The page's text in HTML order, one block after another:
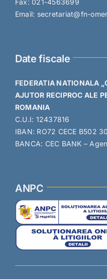
Fax: 021-4563699
Email: secretariat@fn-
Date fiscale
FEDERATIA NATIONALA
AJUTOR RECIPROC ALE
ROMANIA
C.U.I: 12437816
IBAN: RO72 CECE B502
BANCA: CEC BANK –
ANPC